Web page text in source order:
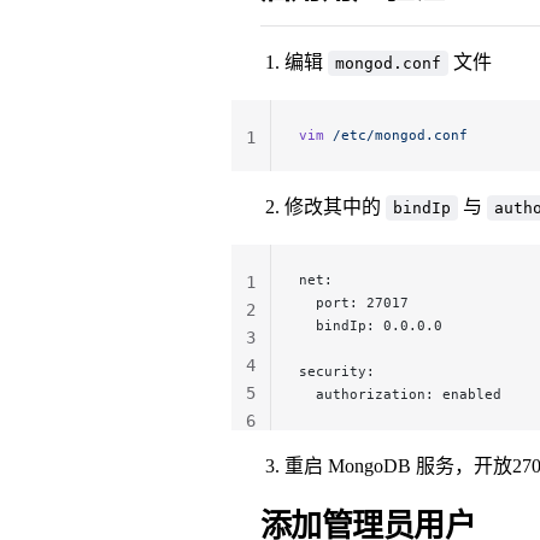
编辑 mongod.conf 文件
vim /etc/mongod.conf
1
修改其中的 bindIp 与
net:
  port: 27017
  bindIp: 0.0.0.0
security:
  authorization: enabled
1
2
3
4
5
6
重启 MongoDB 服务，开放
添加管理员用户